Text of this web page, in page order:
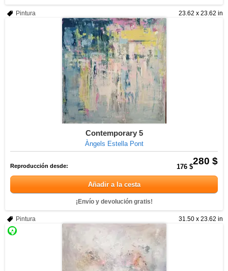
23.62 x 23.62 in
Pintura
Contemporary 5
Àngels Estella Pont
280 $
Reproducción desde: 176 $
Añadir a la cesta
¡Envío y devolución gratis!
31.50 x 23.62 in
Pintura